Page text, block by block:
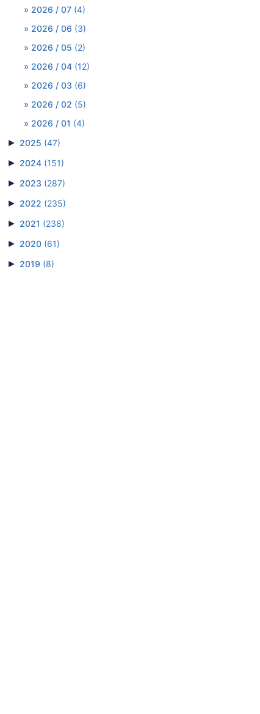
2026 / 07 (4)
2026 / 06 (3)
2026 / 05 (2)
2026 / 04 (12)
2026 / 03 (6)
2026 / 02 (5)
2026 / 01 (4)
► 2025 (47)
► 2024 (151)
► 2023 (287)
► 2022 (235)
► 2021 (238)
► 2020 (61)
► 2019 (8)